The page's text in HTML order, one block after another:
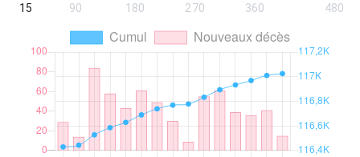
15 90 180 270 360 480